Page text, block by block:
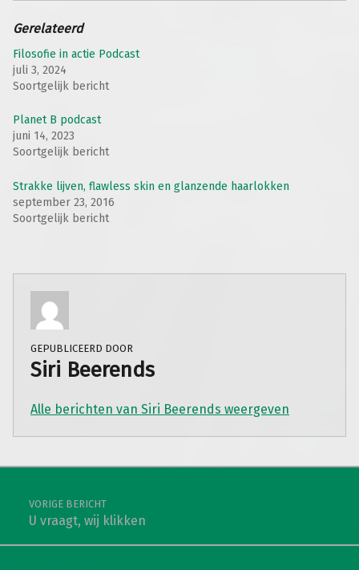
Gerelateerd
Filosofie in actie Podcast
juli 3, 2024
Soortgelijk bericht
Planet B podcast
juni 14, 2023
Soortgelijk bericht
Strakke lijven, flawless skin en glanzende haarlokken
september 23, 2016
Soortgelijk bericht
GEPUBLICEERD DOOR
Siri Beerends
Alle berichten van Siri Beerends weergeven
Teruggaan naar de hoofdnavigatie
Berichtnavigatie
VORIGE BERICHT
U vraagt, wij klikken